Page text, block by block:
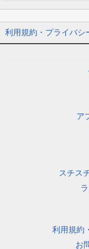
利用規約・プライバシ
ア
スチス
利用規約
お